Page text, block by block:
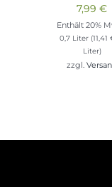
7,99€
Enthält 20%
0,7 Liter (11,41
Liter)
zzgl.